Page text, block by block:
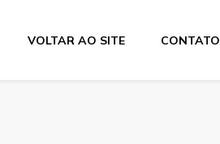
VOLTAR AO SITE CONTATO